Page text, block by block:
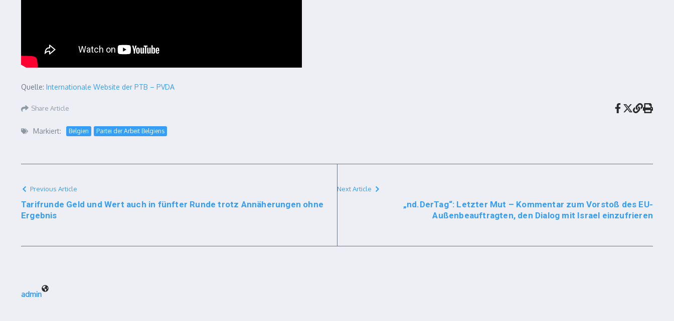
Quelle: Internationale Website der PTB – PVDA
Share Article
Markiert: Belgien Partei der Arbeit Belgiens
Previous Article
Tarifrunde Geld und Wert auch in fünfter Runde trotz Annäherungen ohne
Ergebnis
Next Article
„nd.DerTag“: Letzter Mut – Kommentar zum Vorstoß des EU-
Außenbeauftragten, den Dialog mit Israel einzufrieren
admin